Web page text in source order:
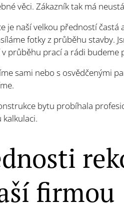
věci. Zákazník tak má
je naší velkou předností častá
fotky z průběhu stavby.
průběhu prací a rádi budeme
sami nebo s osvědčenými
bytu probíhala
firmou